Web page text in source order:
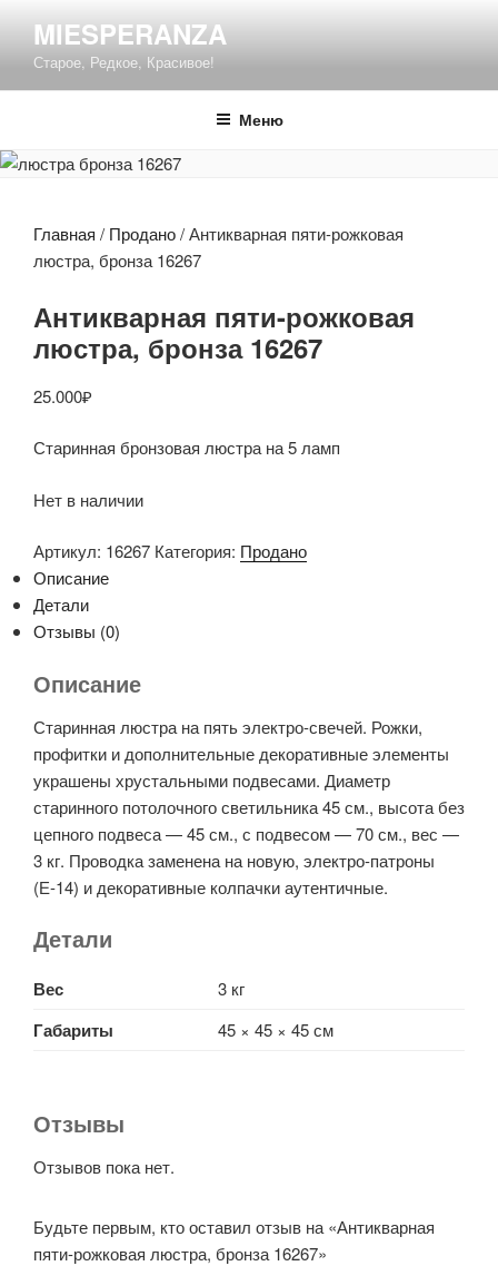
содержимому
MIESPERANZA
Старое, Редкое, Красивое!
Меню
Главная / Продано/ Антикварная пяти-рожковая
люстра, бронза 16267
Антикварная пяти-рожковая
люстра, бронза 16267
25.000₽
Старинная бронзовая люстра на 5 ламп
Нет в наличии
Артикул: 16267 Категория: Продано
Описание
Детали
Отзывы (0)
Описание
Старинная люстра на пять электро-свечей. Рожки,
профитки и дополнительные декоративные элементы
украшены хрустальными подвесами. Диаметр
старинного потолочного светильника 45 см., высота без
цепного подвеса — 45 см., с подвесом — 70 см., вес —
3 кг. Проводка заменена на новую, электро-патроны
(Е-14) и декоративные колпачки аутентичные.
Детали
Вес 3 кг
Габариты 45 × 45 × 45 см
Отзывы
Отзывов пока нет.
Будьте первым, кто оставил отзыв на «Антикварная
пяти-рожковая люстра, бронза 16267»